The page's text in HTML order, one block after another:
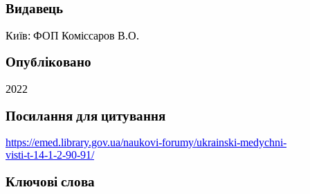
Видавець
Київ: ФОП Коміссаров В.О.
Опубліковано
2022
Посилання для цитування
https://emed.library.gov.ua/naukovi-forumy/ukrainski-medychni-
visti-t-14-1-2-90-91/
Ключові слова